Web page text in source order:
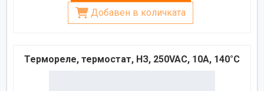
Добавен в количката
Термореле, термостат, НЗ, 250VAC, 10A, 140°C